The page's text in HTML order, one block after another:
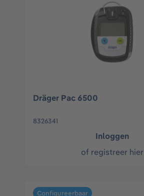
Dräger Pac 6500
8326341
Inloggen
of registreer hier
Configureerbaar